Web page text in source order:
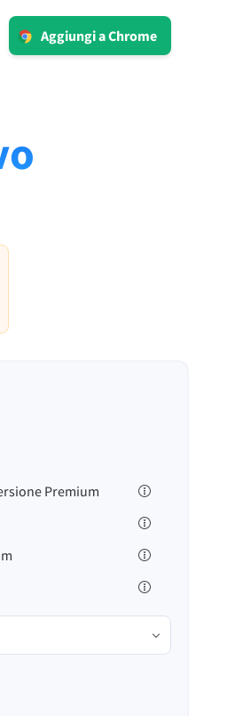
Aggiungi a Chrome
Premium